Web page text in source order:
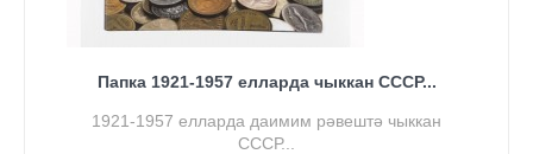
Папка 1921-1957 елларда чыккан СССР...
1921-1957 елларда даимим рәвештә чыккан
СССР...